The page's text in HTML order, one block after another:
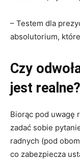
– Testem dla
absolutorium,
Czy
jest realne?
Biorąc pod uwagę
zadać sobie
radnych (pod
co zabezpiecza